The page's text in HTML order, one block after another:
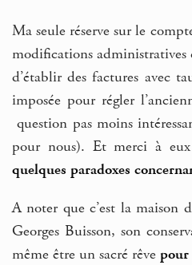
Ma seule réserve sur le
modifications
d’établir des factures avec
imposée pour régler
question pas moins
pour nous). Et merci à
quelques paradoxes
A noter que c’est la maison
Georges Buisson, son
même être un sacré rêvepour